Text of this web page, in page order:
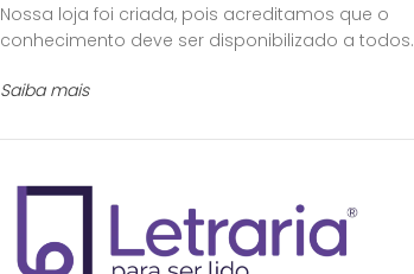
Nossa loja foi criada, pois acreditamos que o
conhecimento deve ser disponibilizado a todos.
Saiba mais